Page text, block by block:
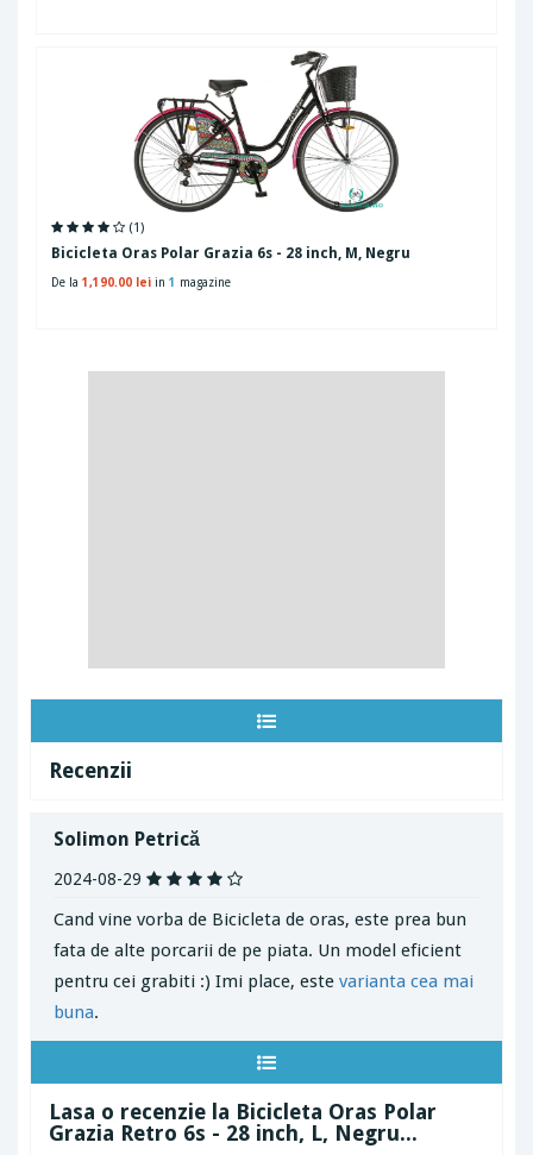
(1)
Bicicleta Oras Polar Grazia 6s - 28 inch, M, Negru
De la 1,190.00 lei in 1 magazine
Recenzii
Solimon Petrică
2024-08-29
Cand vine vorba de Bicicleta de oras, este prea bun
fata de alte porcarii de pe piata. Un model eficient
pentru cei grabiti :) Imi place, este varianta cea mai
buna.
Lasa o recenzie la Bicicleta Oras Polar
Grazia Retro 6s - 28 inch, L, Negru...